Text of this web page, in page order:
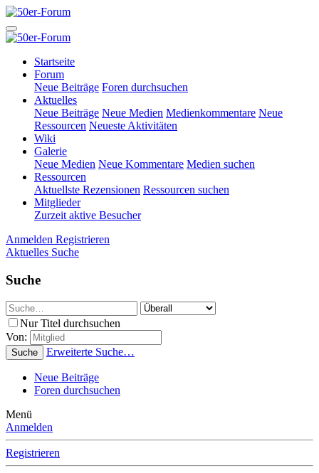
Startseite
Forum
Neue Beiträge Foren durchsuchen
Aktuelles
Neue Beiträge Neue Medien Medienkommentare Neue
Ressourcen Neueste Aktivitäten
Wiki
Galerie
Neue Medien Neue Kommentare Medien suchen
Ressourcen
Aktuellste Rezensionen Ressourcen suchen
Mitglieder
Zurzeit aktive Besucher
Anmelden Registrieren
Aktuelles Suche
Suche
Nur Titel durchsuchen
Von:
Suche Erweiterte Suche…
Neue Beiträge
Foren durchsuchen
Menü
Anmelden
Registrieren